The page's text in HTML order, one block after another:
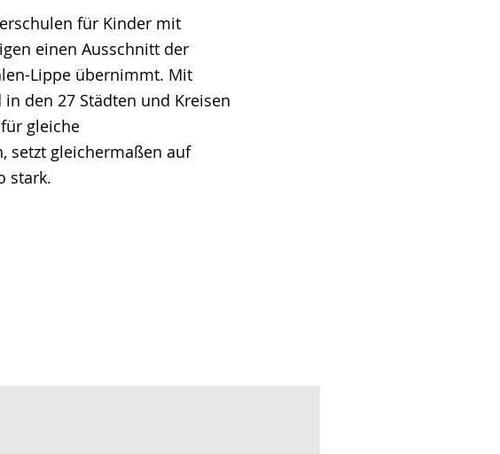
für Kinder mit
einen Ausschnitt der
Lippe übernimmt. Mit
den 27 Städten und Kreisen
gleiche
setzt gleichermaßen auf
stark.